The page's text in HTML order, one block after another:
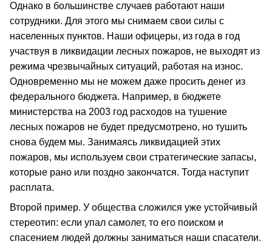
Однако в большинстве случаев работают наши
сотрудники. Для этого мы снимаем свои силы с
населенных пунктов. Наши офицеры, из года в год
участвуя в ликвидации лесных пожаров, не выходят из
режима чрезвычайных ситуаций, работая на износ.
Одновременно мы не можем даже просить денег из
федерального бюджета. Например, в бюджете
министерства на 2003 год расходов на тушение
лесных пожаров не будет предусмотрено, но тушить
снова будем мы. Занимаясь ликвидацией этих
пожаров, мы используем свои стратегические запасы,
которые рано или поздно закончатся. Тогда наступит
расплата.
Второй пример. У общества сложился уже устойчивый
стереотип: если упал самолет, то его поиском и
спасением людей должны заниматься наши спасатели.